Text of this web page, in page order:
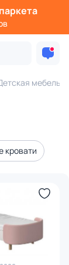
мебель
кровати
кроватки